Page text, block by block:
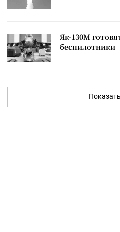
Як-130М
беспилотники